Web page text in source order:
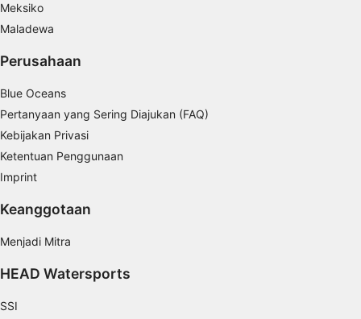
Meksiko
Maladewa
Perusahaan
Blue Oceans
Pertanyaan yang Sering Diajukan (FAQ)
Kebijakan Privasi
Ketentuan Penggunaan
Imprint
Keanggotaan
Menjadi Mitra
HEAD Watersports
SSI
Use profiles to select personalised
advertising
Create profiles to personalise content
Measure advertising performance
Understand audiences through statistics or
combinations of data from different sources
Develop and improve services
Use limited data to select content
Fitur-fitur Khusus IAB: